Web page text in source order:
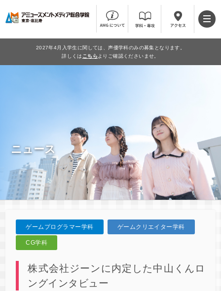
2027年4月入学生に関しては、声優学科のみの募集となります。
詳しくは こちら よりご確認くださいませ。
ニュース
ゲームプログラマー学科 ゲームクリエイター学科
CG学科
株式会社ジーンに内定した中山くんロ
ングインタビュー